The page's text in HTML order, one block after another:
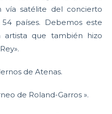
vía satélite del concierto
países. Debemos este
que también hizo
de Atenas.
de Roland-Garros ».